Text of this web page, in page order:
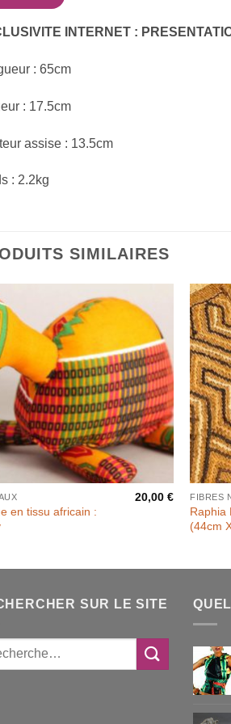
INTERNET :
: 65cm
: 17.5cm
assise : 13.5cm
: 2.2kg
SIMILAIRES
en tissu africain :
20,00€ FIBRES
Raphia
(44cm
SUR LE SITE